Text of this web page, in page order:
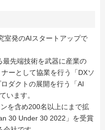
室発のAIスタートアップで
最先端技術を武器に産業の
ーとして協業を行う「DXソ
ダクトの展開を行う「AI
います。
を含め200名以上にまで拡
30 Under 30 2022」を受賞